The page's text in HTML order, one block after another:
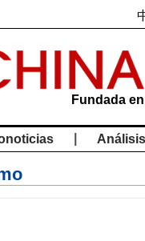
Fundada
Análisis